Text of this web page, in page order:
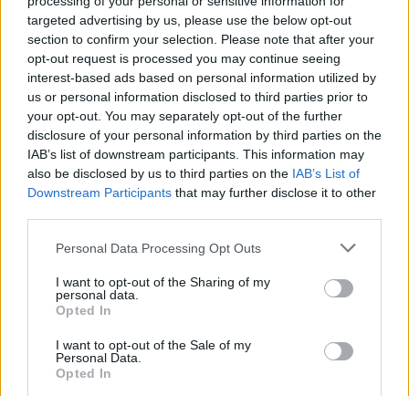
targeted advertising by us, please use the below opt-out
section to confirm your selection. Please note that after your
opt-out request is processed you may continue seeing
interest-based ads based on personal information utilized by
us or personal information disclosed to third parties prior to
your opt-out. You may separately opt-out of the further
disclosure of your personal information by third parties on the
IAB’s list of downstream participants. This information may
also be disclosed by us to third parties on the IAB’s List of
Downstream Participants that may further disclose it to other
Personal Data Processing Opt Outs
I want to opt-out of the Sharing of my
personal data.
Opted In
I want to opt-out of the Sale of my
Personal Data.
Opted In
70-të, Steve Hanke:
Shqiptarët vijojnë revoltën
kundër korrupsionit,
Rama duhet të largohet
banesën e 72-vjeçarit në
Tufinë, në kërkim tre
vëllezër
Gazetarja zvicerane
Amèle Debey pasqyron
Ramës: Shqiptarët duan t’i
japin fund pushtetit 35-
vjeçar të të njëjtëve emra
Eksploziv i pashpërthyer
pranë dyqanit të Noizy-t
autorët